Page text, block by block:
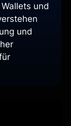
und
und